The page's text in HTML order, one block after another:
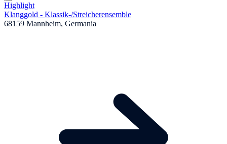
Highlight
Klanggold - Klassik-/Streicherensemble
68159 Mannheim, Germania